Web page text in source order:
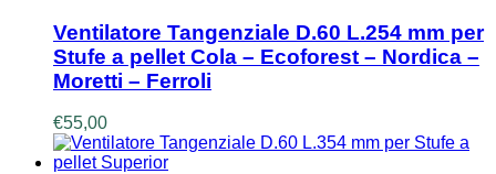
Ventilatore Tangenziale D.60 L.254 mm per
Stufe a pellet Cola – Ecoforest – Nordica –
Moretti – Ferroli
€55,00